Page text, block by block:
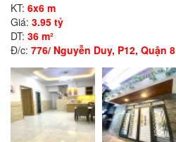
KT: 6x6 m
Giá: 3.95 tỷ
DT: 36 m²
Đ/c: 776/ Nguyễn Duy, P12, Quận 8